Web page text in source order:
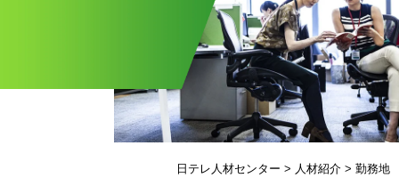
日テレ人材センター > 人材紹介 > 勤務地